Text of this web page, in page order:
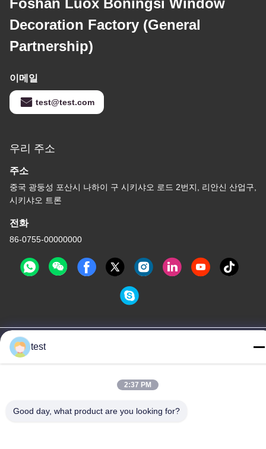
Foshan Luox Boningsi Window
Decoration Factory (General
Partnership)
이메일
test@test.com
우리 주소
주소
중국 광둥성 포산시 나하이 구 시키샤오 로드 2번지, 리안신 산업구,
시키샤오 트론
전화
86-0755-00000000
중국 좋은 품질 Aluminum Curtain Track 공급자. 저작권 -2026
Partnership) 모든 권리는 보호됩니다.
test
2:37 PM
Good day, what product are you looking for?